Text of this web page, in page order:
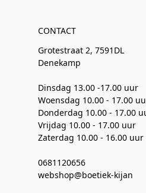
CONTACT
Grotestraat 2, 7591DL
Denekamp
Dinsdag 13.00 -17.00 uur
Woensdag 10.00 - 17.00
Donderdag 10.00 - 17.00
Vrijdag 10.00 - 17.00 uur
Zaterdag 10.00 - 16.00 uur
0681120656
webshop@boetiek-kijan